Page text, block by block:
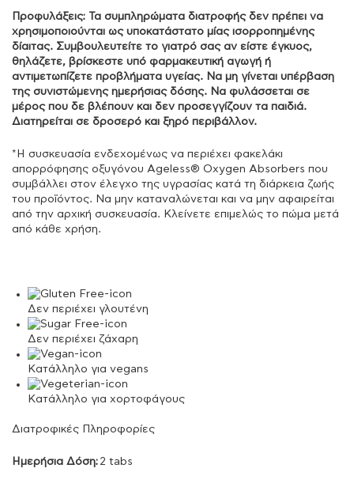
Προφυλάξεις:
Τα συμπληρώματα διατροφής δεν πρέπει να
χρησιμοποιούνται ως υποκατάστατο μίας ισορροπημένης
δίαιτας. Συμβουλευτείτε το γιατρό σας αν είστε έγκυος,
θηλάζετε, βρίσκεστε υπό φαρμακευτική αγωγή ή
αντιμετωπίζετε προβλήματα υγείας. Να μη γίνεται υπέρβαση
της συνιστώμενης ημερήσιας δόσης. Να φυλάσσεται σε
μέρος που δε βλέπουν και δεν προσεγγίζουν τα παιδιά.
Διατηρείται σε δροσερό και ξηρό περιβάλλον.
*Η συσκευασία ενδεχομένως να περιέχει φακελάκι
απορρόφησης οξυγόνου Αgeless® Oxygen Absorbers που
συμβάλλει στον έλεγχο της υγρασίας κατά τη διάρκεια ζωής
του προϊόντος. Να μην καταναλώνεται και να μην αφαιρείται
από την αρχική συσκευασία. Κλείνετε επιμελώς το πώμα μετά
από κάθε χρήση.
Δεν περιέχει γλουτένη
Δεν περιέχει ζάχαρη
Κατάλληλο για vegans
Κατάλληλο για χορτοφάγους
Διατροφικές Πληροφορίες
Ημερήσια Δόση: 2 tabs